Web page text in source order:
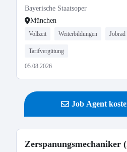
Bayerische Staatsoper
München
Vollzeit Weiterbildungen Jobrad
Tarifvergütung
05.08.2026
Job Agent
Zerspanungsmechaniker